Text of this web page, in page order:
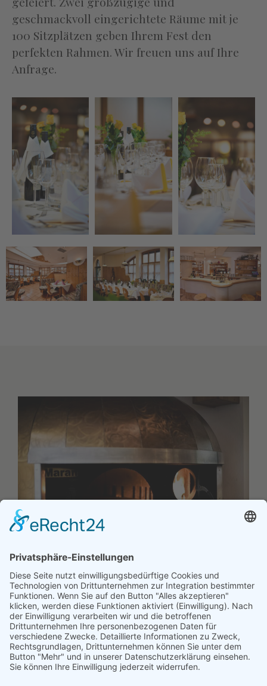
geschmackvoll eingerichtete Räume mit je
100 Sitzplätzen geben Ihrem Fest den
perfekten Rahmen. Wir freuen uns auf Ihre
Anfrage.
KULINARIK
Wir verwöhnen Sie in unserer gemütlichen
und gepflegten Gaststube mit
typischenKärntner Schmankerlnmit
Fleisch aus der eigenen Landwirtschaft
und Fisch aus eigener Fischzucht.